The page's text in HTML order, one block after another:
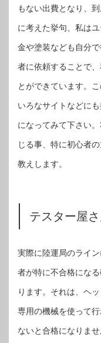
もない出費となり、
に考えた挙句、私は
金や塗装なども自分
者に依頼することで
とができています。
いろなサイトなどに
になってみて下さい
じる事、特に初心者
教えします。
テスター屋
実際に陸運局のライ
者が特に不合格にな
ります。それは、ヘ
専用の機械を使って
ないと合格になりま